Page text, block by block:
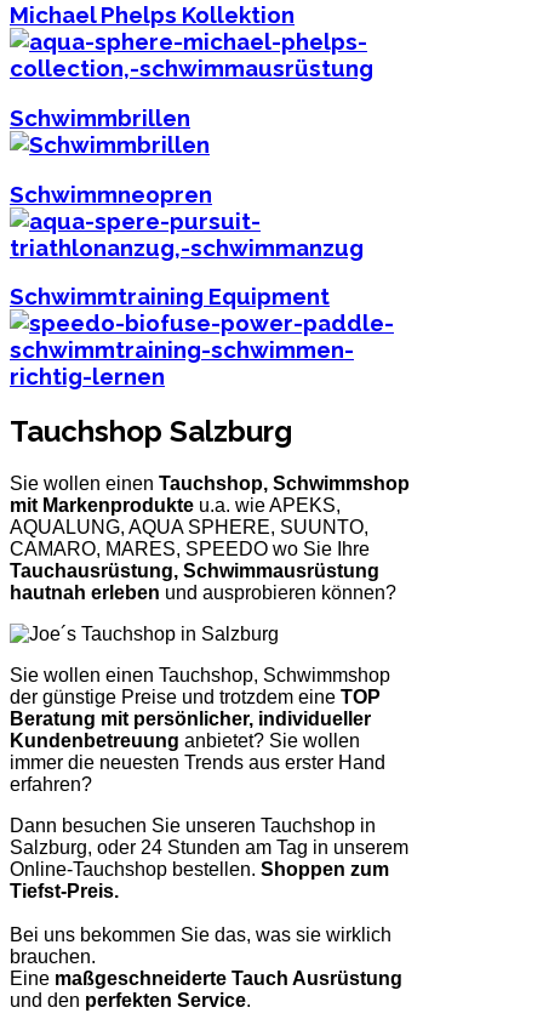
Michael Phelps Kollektion
Schwimmbrillen
Schwimmneopren
Schwimmtraining Equipment
Tauchshop Salzburg
Sie wollen einen Tauchshop, Schwimmshop
mit Markenprodukte u.a. wie APEKS,
AQUALUNG, AQUA SPHERE, SUUNTO,
CAMARO, MARES, SPEEDO wo Sie Ihre
Tauchausrüstung, Schwimmausrüstung
hautnah erleben und ausprobieren können?
Sie wollen einen Tauchshop, Schwimmshop
der günstige Preise und trotzdem eine TOP
Beratung mit persönlicher, individueller
Kundenbetreuung anbietet? Sie wollen
immer die neuesten Trends aus erster Hand
erfahren?
Dann besuchen Sie unseren Tauchshop in
Salzburg, oder 24 Stunden am Tag in unserem
Online-Tauchshop bestellen. Shoppen zum
Tiefst-Preis.
Bei uns bekommen Sie das, was sie wirklich
brauchen.
Eine maßgeschneiderte Tauch Ausrüstung
und den perfekten Service.